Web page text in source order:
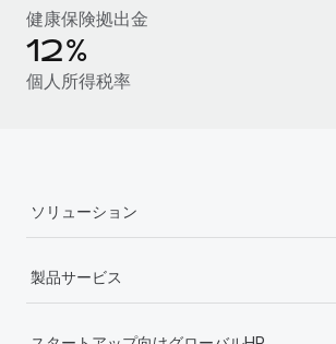
ITデバイスを世界規模で提供・管理
法人設立
福利厚生
EORおよびPEO
契約社員管理
ブログ
Remoteの製品アップデート：Gustoと
健康保険拠出金
12%
個人所得税率
ソリューション
製品サービス